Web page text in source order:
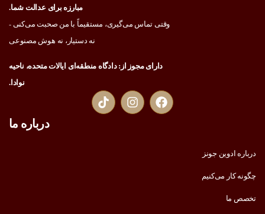
مبارزه برای عدالت شما.
وقتی تماس می‌گیری، مستقیماً با من صحبت می‌کنی -
نه دستیار، نه هوش مصنوعی
دارای مجوز از: دادگاه منطقه‌ای ایالات متحده، ناحیه
نوادا.
درباره ما
درباره ادوین جونز
چگونه کار می‌کنیم
تخصص ما